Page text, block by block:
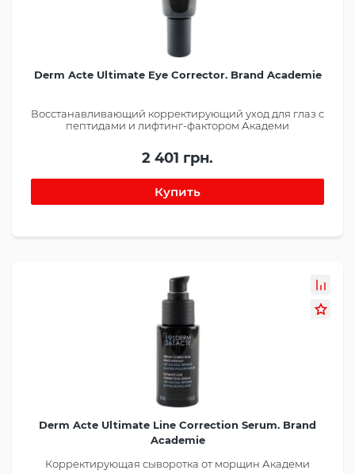
Derm Acte Ultimate Eye Corrector. Brand Academie
Восстанавливающий корректирующий уход для глаз с
пептидами и лифтинг-фактором Академи
2 401 грн.
Derm Acte Ultimate Line Correction Serum. Brand
Academie
Корректирующая сыворотка от морщин Академи